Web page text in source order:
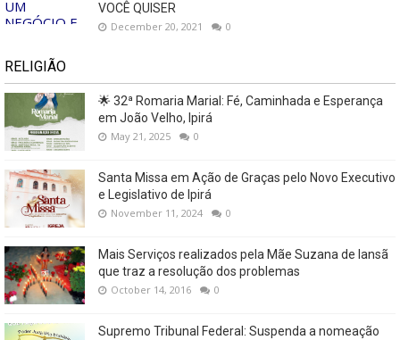
VOCÊ QUISER
December 20, 2021 0
RELIGIÃO
🌟 32ª Romaria Marial: Fé, Caminhada e Esperança
em João Velho, Ipirá
May 21, 2025 0
Santa Missa em Ação de Graças pelo Novo Executivo
e Legislativo de Ipirá
November 11, 2024 0
Mais Serviços realizados pela Mãe Suzana de Iansã
que traz a resolução dos problemas
October 14, 2016 0
Supremo Tribunal Federal: Suspenda a nomeação